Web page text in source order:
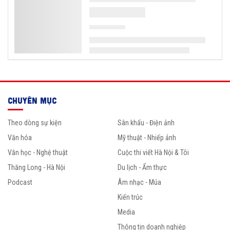
CHUYÊN MỤC
Theo dòng sự kiện
Văn hóa
Văn học - Nghệ thuật
Thăng Long - Hà Nội
Podcast
Sân khấu - Điện ảnh
Mỹ thuật - Nhiếp ảnh
Cuộc thi viết Hà Nội & Tôi
Du lịch - Ẩm thực
Âm nhạc - Múa
Kiến trúc
Media
Thông tin doanh nghiệp